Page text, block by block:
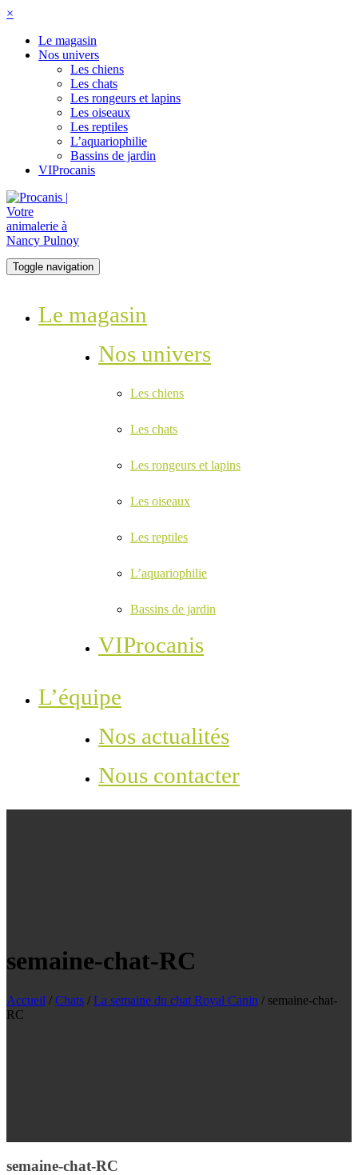
×
Le magasin
Nos univers
Les chiens
Les chats
Les rongeurs et lapins
Les oiseaux
Les reptiles
L’aquariophilie
Bassins de jardin
VIProcanis
Toggle navigation
Le magasin
Nos univers
Les chiens
Les chats
Les rongeurs et lapins
Les oiseaux
Les reptiles
L’aquariophilie
Bassins de jardin
VIProcanis
L’équipe
Nos actualités
Nous contacter
semaine-chat-RC
Accueil / Chats / La semaine du chat Royal Canin / semaine-chat-
RC
semaine-chat-RC